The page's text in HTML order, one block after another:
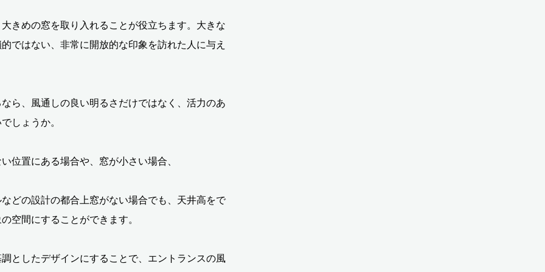
きめの窓を取り入れることが役立ちます。大きな
ではない、非常に開放的な印象を訪れた人に与え
ら、風通しの良い明るさだけではなく、活力のあ
しょうか。
位置にある場合や、窓が小さい場合、
どの設計の都合上窓がない場合でも、天井高をで
空間にすることができます。
としたデザインにすることで、エントランスの風